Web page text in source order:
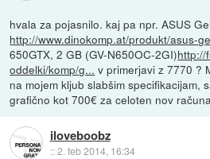
hvala za pojasnilo. kaj pa npr. ASUS
http://www.dinokomp.at/produkt/asus-
650GTX, 2 GB (GV-N650OC-2GI)http://
oddelki/komp/g... v primerjavi z 7770 ?
na mojem kljub slabšim specifikacijam,
grafično kot 700€ za celoten nov
iloveboobz
::2. feb 2014, 16:34